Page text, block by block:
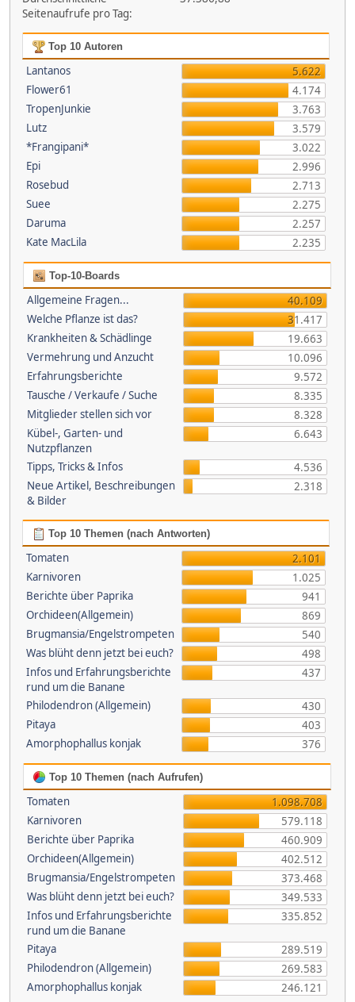
Seitenaufrufe pro Tag:
Top 10 Autoren
Lantanos
5.622
Flower61
4.174
TropenJunkie
3.763
Lutz
3.579
*Frangipani*
3.022
Epi
2.996
Rosebud
2.713
Suee
2.275
Daruma
2.257
Kate MacLila
2.235
Top-10-Boards
Allgemeine Fragen...
40.109
Welche Pflanze ist das?
31.417
Krankheiten & Schädlinge
19.663
Vermehrung und Anzucht
10.096
Erfahrungsberichte
9.572
Tausche / Verkaufe / Suche
8.335
Mitglieder stellen sich vor
8.328
Kübel-, Garten- und
Nutzpflanzen
6.643
Tipps, Tricks & Infos
4.536
Neue Artikel, Beschreibungen
& Bilder
2.318
Top 10 Themen (nach Antworten)
Tomaten
2.101
Karnivoren
1.025
Berichte über Paprika
941
Orchideen(Allgemein)
869
Brugmansia/Engelstrompeten
540
Was blüht denn jetzt bei euch?
498
Infos und Erfahrungsberichte
rund um die Banane
437
Philodendron (Allgemein)
430
Pitaya
403
Amorphophallus konjak
376
Top 10 Themen (nach Aufrufen)
Tomaten
1.098.708
Karnivoren
579.118
Berichte über Paprika
460.909
Orchideen(Allgemein)
402.512
Brugmansia/Engelstrompeten
373.468
Was blüht denn jetzt bei euch?
349.533
Infos und Erfahrungsberichte
rund um die Banane
335.852
Pitaya
289.519
Philodendron (Allgemein)
269.583
Amorphophallus konjak
246.121